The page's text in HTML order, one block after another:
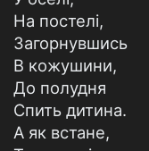
На постелі,
Загорнувшись
В кожушини,
До полудня
Спить дитина.
А як встане,